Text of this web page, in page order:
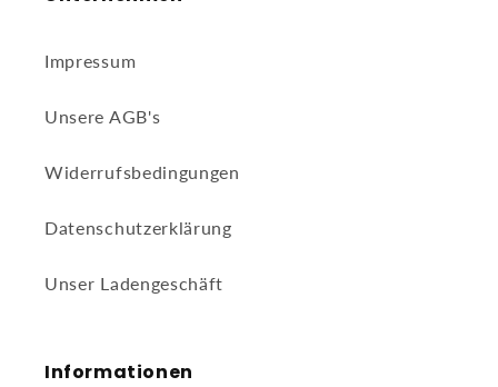
Impressum
Unsere AGB's
Widerrufsbedingungen
Datenschutzerklärung
Unser Ladengeschäft
Informationen